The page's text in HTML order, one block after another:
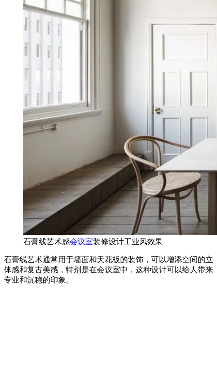
石膏线艺术感会议室装修设计工业风效果
石膏线艺术通常用于墙面和天花板的装饰，可以增添空间的立
体感和复古美感，特别是在会议室中，这种设计可以给人带来
专业和沉稳的印象。